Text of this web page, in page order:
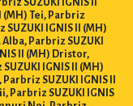
SUZUKI IGNIS II
(MH) Tei, Parbriz
SUZUKI IGNIS II (MH)
Parbriz SUZUKI
II (MH) Dristor,
IGNIS II (MH)
SUZUKI IGNIS II
Parbriz SUZUKI IGNIS